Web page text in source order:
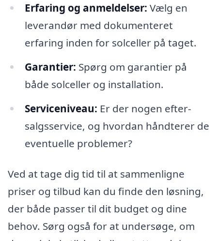
Erfaring og anmeldelser: Vælg en
leverandør med dokumenteret
erfaring inden for solceller på taget.
Garantier: Spørg om garantier på
både solceller og installation.
Serviceniveau: Er der nogen efter-
salgsservice, og hvordan håndterer de
eventuelle problemer?
Ved at tage dig tid til at sammenligne
priser og tilbud kan du finde den løsning,
der både passer til dit budget og dine
behov. Sørg også for at undersøge, om